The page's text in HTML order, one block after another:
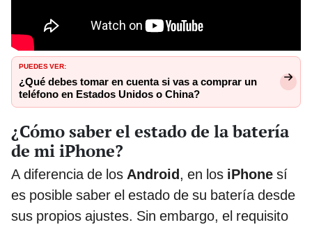
PUEDES VER:
¿Qué debes tomar en cuenta si vas a comprar un
teléfono en Estados Unidos o China?
¿Cómo saber el estado de la batería
de mi iPhone?
A diferencia de los Android, en los iPhone sí
es posible saber el estado de su batería desde
sus propios ajustes. Sin embargo, el requisito